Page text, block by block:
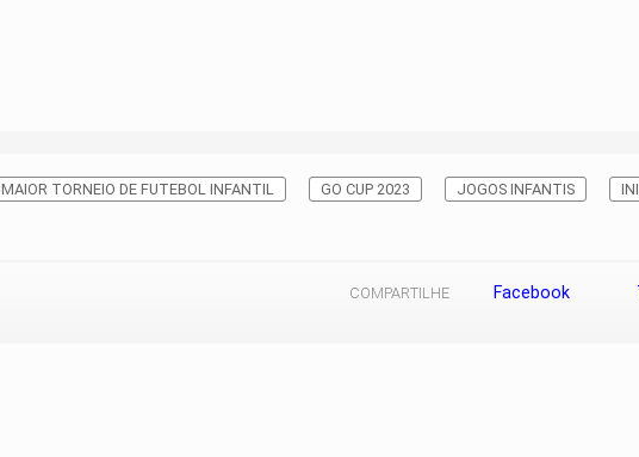
MAIOR TORNEIO DE FUTEBOL INFANTIL GO CUP 2023 JOGOS INFANTIS
COMPARTILHE Facebook